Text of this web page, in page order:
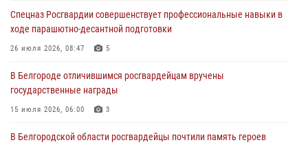
06 августа 2026, 06:54 3
Офицеры Росгвардии и ветераны войск правопорядка почтили
05 августа 2026, 17:12 2
Спецназ Росгвардии совершенствует профессиональные навыки в
ходе парашютно-десантной подготовки
26 июля 2026, 08:47 5
В Белгороде отличившимся росгвардейцам вручены
государственные награды
15 июля 2026, 06:00 3
В Белгородской области росгвардейцы почтили память героев